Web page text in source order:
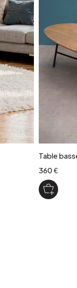
Table
360 €